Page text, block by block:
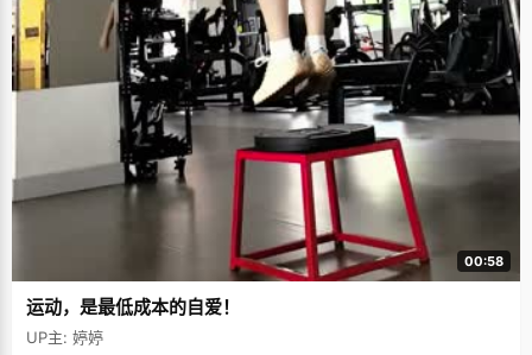
00:58
运动，是最低成本的自爱！
UP主: 婷婷